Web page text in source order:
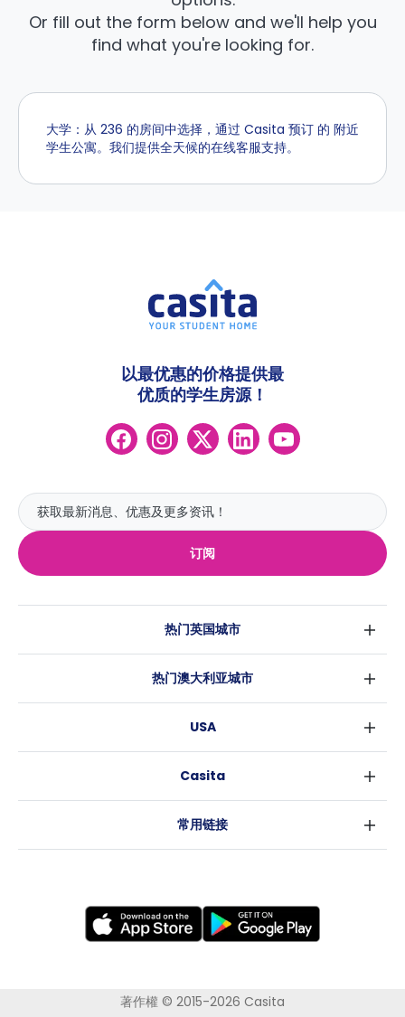
Or fill out the form below and we'll help you
find what you're looking for.
大学：从 236 的房间中选择，通过 Casita 预订 的 附近
学生公寓。我们提供全天候的在线客服支持。
订阅
以最优惠的价格提供最
优质的学生房源！
热门英国城市
伦敦
爱丁堡
利兹
考文垂
莱斯特
纽卡斯尔
热门澳大利亚城市
布里斯班
阿德莱德
USA
洛杉矶
Casita
常用链接
著作權 © 2015-2026 Casita